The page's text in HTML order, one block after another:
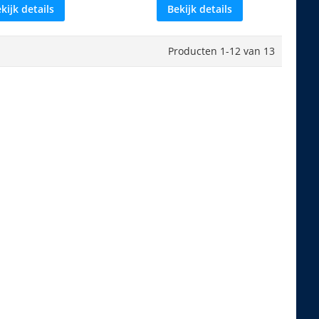
details
Bekijk details
Producten 1-12 van 13